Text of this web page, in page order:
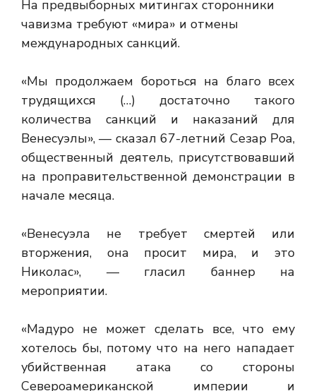
На предвыборных митингах сторонники
чавизма требуют «мира» и отмены
международных санкций.
«Мы продолжаем бороться на благо всех
трудящихся (…) достаточно такого
количества санкций и наказаний для
Венесуэлы», — сказал 67-летний Сезар Роа,
общественный деятель, присутствовавший
на проправительственной демонстрации в
начале месяца.
«Венесуэла не требует смертей или
вторжения, она просит мира, и это
Николас», — гласил баннер на
мероприятии.
«Мадуро не может сделать все, что ему
хотелось бы, потому что на него нападает
убийственная атака со стороны
Североамериканской империи и